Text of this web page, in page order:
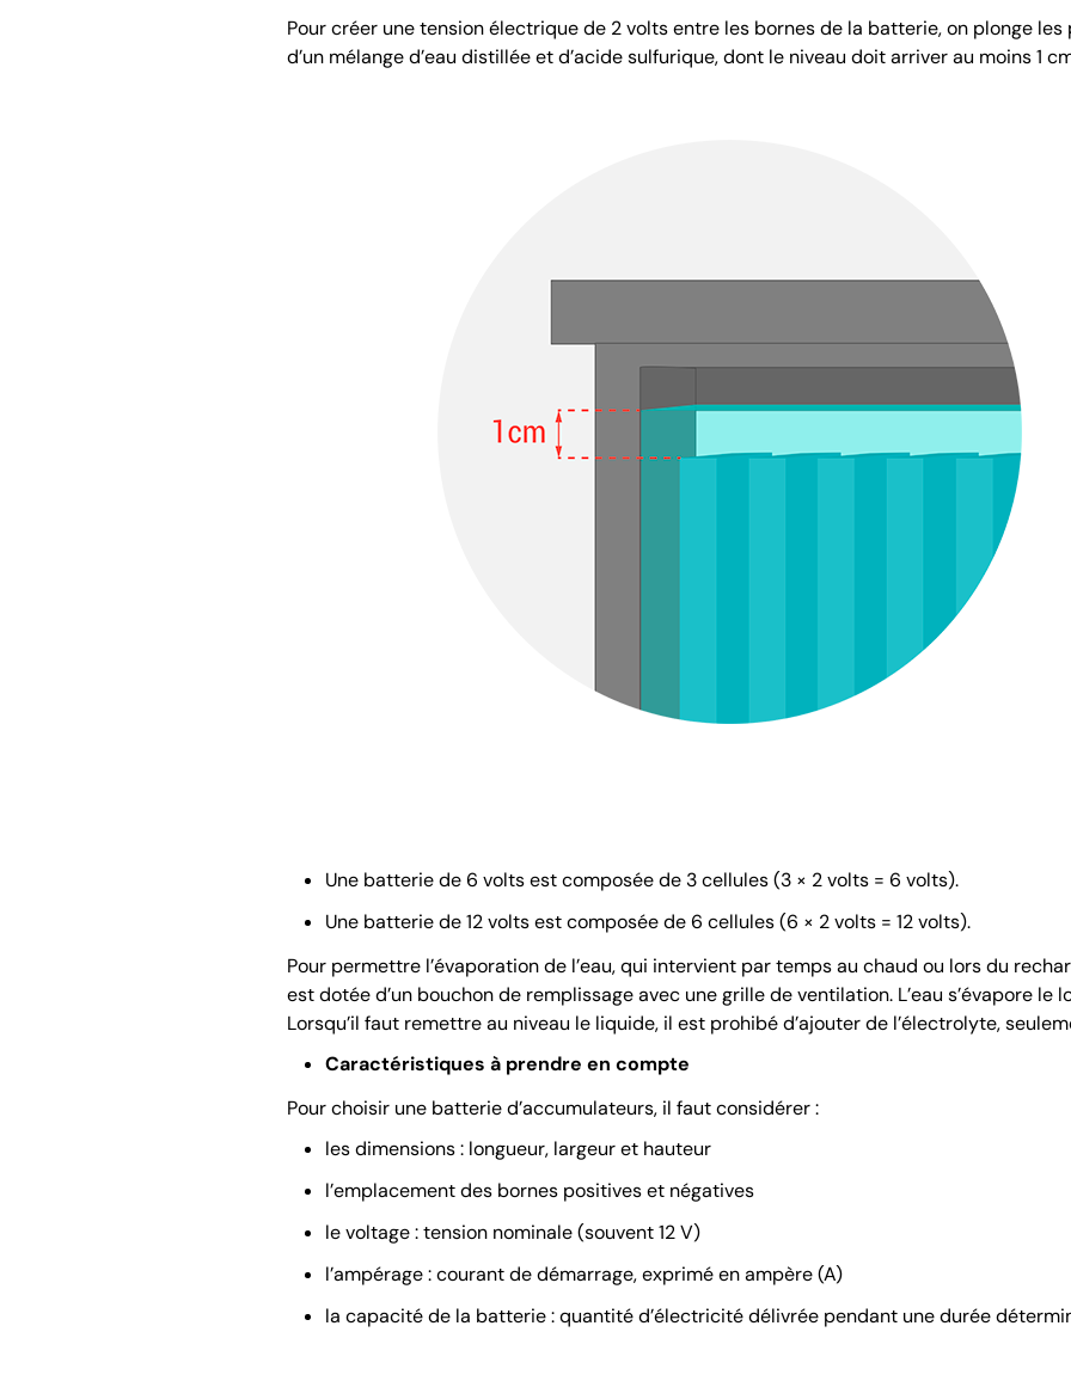
Pour créer une tension électrique de 2 volts entre les bornes de la batterie, on plonge les
d’un mélange d’eau distillée et d’acide sulfurique, dont le niveau doit arriver au moins 1
Une batterie de 6 volts est composée de 3 cellules (3 × 2 volts = 6 volts).
Une batterie de 12 volts est composée de 6 cellules (6 × 2 volts = 12 volts).
Pour permettre l’évaporation de l’eau, qui intervient par temps au chaud ou lors du
est dotée d’un bouchon de remplissage avec une grille de ventilation. L’eau s’évapore le
Lorsqu’il faut remettre au niveau le liquide, il est prohibé d’ajouter de l’électrolyte,
Caractéristiques à prendre en compte
Pour choisir une batterie d’accumulateurs, il faut considérer :
les dimensions : longueur, largeur et hauteur
l’emplacement des bornes positives et négatives
le voltage : tension nominale (souvent 12 V)
l’ampérage : courant de démarrage, exprimé en ampère (A)
la capacité de la batterie : quantité d’électricité délivrée pendant une durée